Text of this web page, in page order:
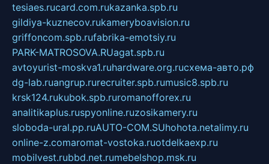
tesiaes.rucard.com.rukazanka.spb.ru
gildiya-kuznecov.rukameryboavision.ru
griffoncom.spb.rufabrika-emotsiy.ru
PARK-MATROSOVA.RUagat.spb.ru
avtoyurist-moskva1.ruhardware.org.ruсхема-авто.рф
dg-lab.ruangrup.rurecruiter.spb.rumusic8.spb.ru
krsk124.rukubok.spb.ruromanofforex.ru
analitikaplus.ruspyonline.ruzosikamery.ru
sloboda-ural.pp.ruAUTO-COM.SUhohota.netalimy.ru
online-z.comaromat-vostoka.ruotdelkaexp.ru
mobilvest.rubbd.net.rumebelshop.msk.ru